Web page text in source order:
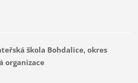
škola Bohdalice, okres
organizace